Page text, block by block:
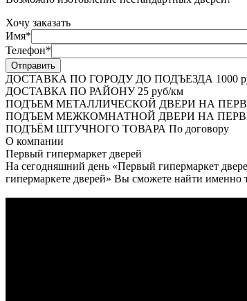
Хочу заказать
Имя*
Телефон*
ДОСТАВКА ПО ГОРОДУ ДО ПОДЪЕЗДА 1000
ДОСТАВКА ПО РАЙОНУ25 руб/км
ПОДЪЕМ МЕТАЛЛИЧЕСКОЙ ДВЕРИ НА
ПОДЪЕМ МЕЖКОМНАТНОЙ ДВЕРИ НА
ПОДЪЁМ ШТУЧНОГО ТОВАРА По договору
О компании
Первый гипермаркет дверей
На сегодняшний день «Первый гипермаркет
гипермаркете дверей» Вы сможете найти именно